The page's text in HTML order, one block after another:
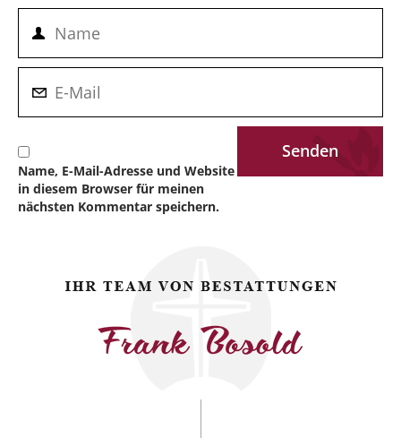
Name, E-Mail-Adresse und Website
in diesem Browser für meinen
nächsten Kommentar speichern.